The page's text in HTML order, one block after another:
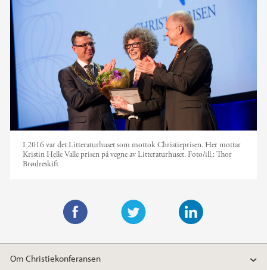
I 2016 var det Litteraturhuset som mottok Christieprisen. Her mottar
Kristin Helle Valle prisen på vegne av Litteraturhuset. Foto/ill.:Thor
Brødreskift
w
i
a
c
Om Christiekonferansen